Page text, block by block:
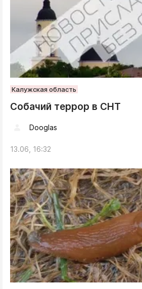
Калужская область
Собачий террор в СНТ
Dooglas
13.06, 16:32